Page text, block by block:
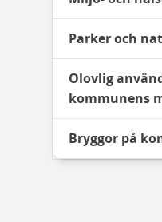
Parker och
Olovlig
kommunens
Bryggor på